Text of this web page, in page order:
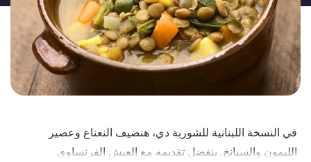
في النسخة اللبنانية للشوربة دي، هنضيف النعناع وعصير
الليمون والسبانخ. بنفضل تقديمه مع العيش الفرنساوي